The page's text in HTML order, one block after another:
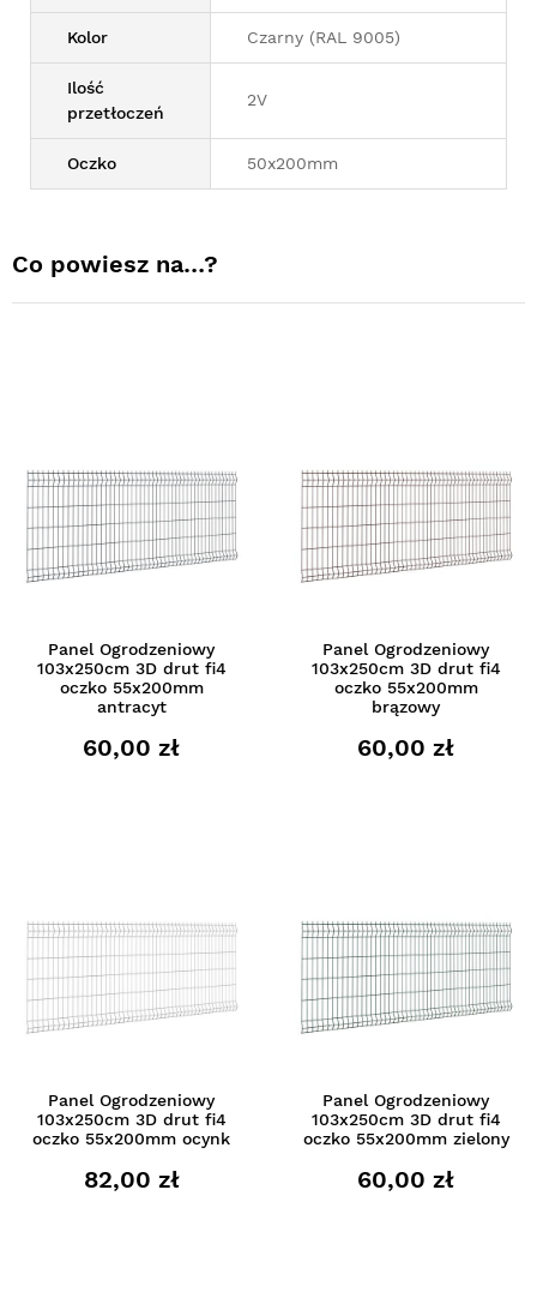
Kolor Czarny (RAL 9005)
Ilość
przetłoczeń
2V
Oczko 50x200mm
Co powiesz na…?
Panel Ogrodzeniowy
103x250cm 3D drut fi4
oczko 55x200mm
antracyt
60,00 zł
Panel Ogrodzeniowy
103x250cm 3D drut fi4
oczko 55x200mm
brązowy
60,00 zł
Panel Ogrodzeniowy
103x250cm 3D drut fi4
oczko 55x200mm ocynk
82,00 zł
Panel Ogrodzeniowy
103x250cm 3D drut fi4
oczko 55x200mm zielony
60,00 zł